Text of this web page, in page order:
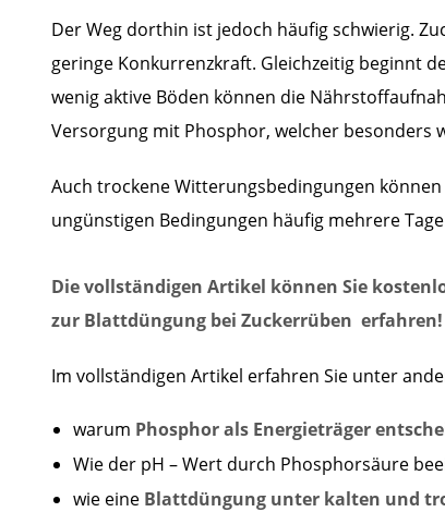
Der Weg dorthin ist jedoch häufig schwierig.
geringe Konkurrenzkraft. Gleichzeitig beginnt
wenig aktive Böden können die
Versorgung mit Phosphor, welcher besonders
Auch trockene Witterungsbedingungen
ungünstigen Bedingungen häufig mehrere
Die vollständigen Artikel können Sie
zur Blattdüngung bei Zuckerrüben erfahren!
Im vollständigen Artikel erfahren Sie unter
warum Phosphor als Energieträger
Wie der pH – Wert durch Phosphorsäure
wie eine Blattdüngung unter kalten und